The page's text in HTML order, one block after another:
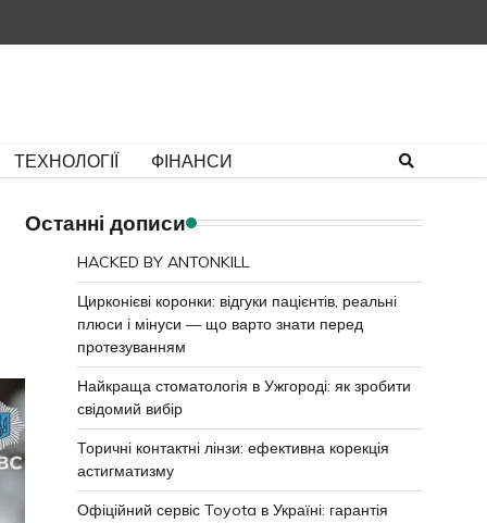
ТЕХНОЛОГІЇ ФІНАНСИ
Останні дописи
HACKED BY ANTONKILL
Цирконієві коронки: відгуки пацієнтів, реальні
плюси і мінуси — що варто знати перед
протезуванням
Найкраща стоматологія в Ужгороді: як зробити
свідомий вибір
Торичні контактні лінзи: ефективна корекція
астигматизму
Офіційний сервіс Toyota в Україні: гарантія